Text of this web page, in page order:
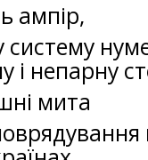
ампір,
і непарну
мита